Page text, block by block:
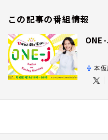
この記事の番組情報
本